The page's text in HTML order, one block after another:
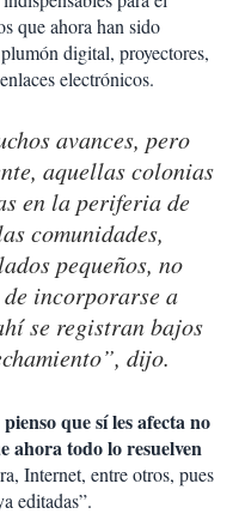
que ahora han sido
digital, proyectores,
electrónicos.
avances, pero
aquellas colonias
en la periferia de
comunidades,
pequeños, no
incorporarse a
se registran bajos
dijo.
pienso que sí les afecta no
ahora todo lo resuelven
Internet, entre otros, pues
editadas”.